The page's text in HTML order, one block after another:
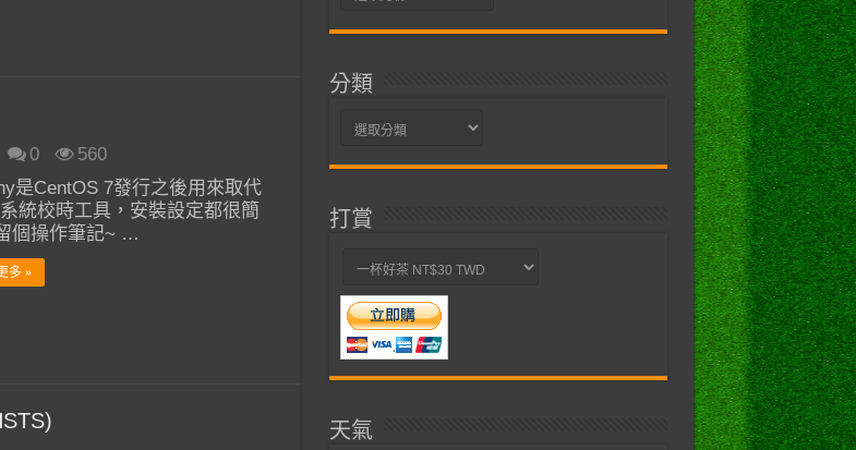
0
560
是CentOS 7發行之後用來取代
統校時工具，安裝設定都很簡
個操作筆記~ …
多 »
分類
分
打賞
天氣